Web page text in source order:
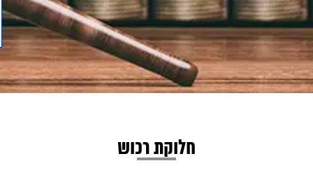
חלוקת רכוש